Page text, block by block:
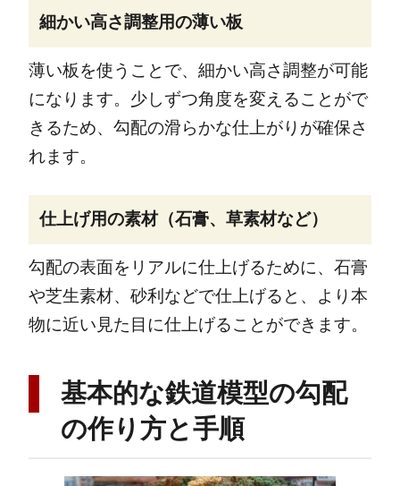
細かい高さ調整用の薄い板
薄い板を使うことで、細かい高さ調整が可能
になります。少しずつ角度を変えることがで
きるため、勾配の滑らかな仕上がりが確保さ
れます。
仕上げ用の素材（石膏、草素材など）
勾配の表面をリアルに仕上げるために、石膏
や芝生素材、砂利などで仕上げると、より本
物に近い見た目に仕上げることができます。
基本的な鉄道模型の勾配
の作り方と手順